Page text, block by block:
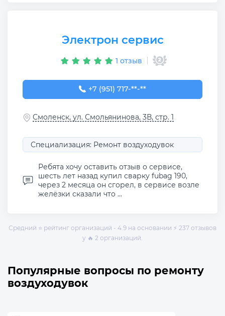
Электрон сервис
1 отзыв
+7 (951) 717-01-74
+7 (951) 717-**-**
Смоленск, ул. Смольянинова, 3В, стр. 1
Специализация: Ремонт воздуходувок
Ребята хочу оставить отзыв о сервисе,
шесть лет назад купил сварку fubag 190,
через 2 месяца он сгорел, в сервисе возле
желёзки сказали что ...
Средний ⭐ рейтинг организаций - 4.9 на основании ⚡ 237 отзывов
у 🔥 2 организаций.
Популярные вопросы по ремонту
воздуходувок